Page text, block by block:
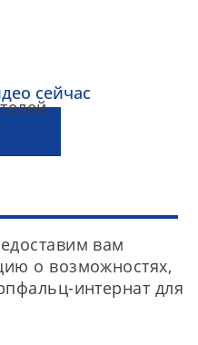
сейчас
вам
о возможностях,
интернат для